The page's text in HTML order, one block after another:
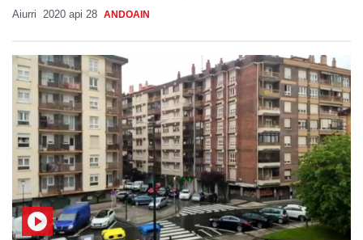
Aiurri 2020 api 28 ANDOAIN